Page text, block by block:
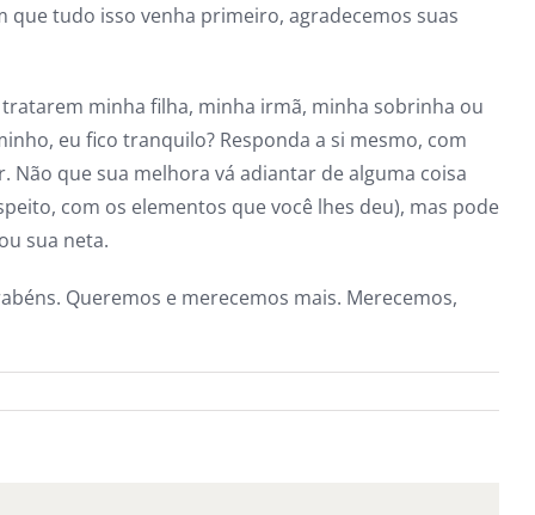
que tudo isso venha primeiro, agradecemos suas
minha filha, minha irmã, minha sobrinha ou
eu fico tranquilo? Responda a si mesmo, com
que sua melhora vá adiantar de alguma coisa
com os elementos que você lhes deu), mas pode
sua neta.
Queremos e merecemos mais. Merecemos,